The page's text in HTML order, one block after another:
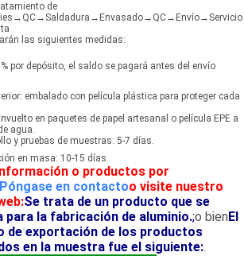
de
las siguientes medidas:
por depósito, el saldo se pagará antes del envío
embalado con película plástica para proteger cada
en paquetes de papel artesanal o película EPE a
agua.
y pruebas de muestras: 5-7 días.
en masa: 10-15 días.
o productos por
Póngase en contactoo visite nuestro
Se trata de un producto que se
para la fabricación de aluminio.;o bien El
de exportación de los productos
en la muestra fue el siguiente:.